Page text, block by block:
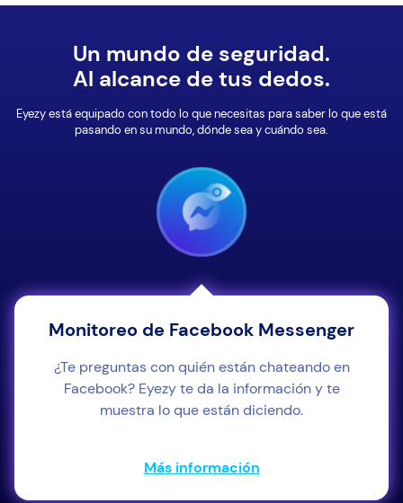
Un mundo de seguridad.
Al alcance de tus dedos.
Eyezy está equipado con todo lo que necesitas para saber lo que está
pasando en su mundo, dónde sea y cuándo sea.
Monitoreo de Facebook Messenger
¿Te preguntas con quién están chateando en
Facebook? Eyezy te da la información y te
muestra lo que están diciendo.
Más información